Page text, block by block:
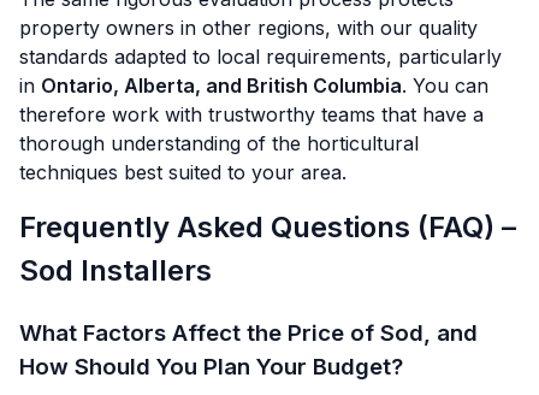
property owners in other regions, with our quality
standards adapted to local requirements, particularly
in Ontario, Alberta, and British Columbia. You can
therefore work with trustworthy teams that have a
thorough understanding of the horticultural
techniques best suited to your area.
Frequently Asked Questions (FAQ) –
Sod Installers
What Factors Affect the Price of Sod, and
How Should You Plan Your Budget?